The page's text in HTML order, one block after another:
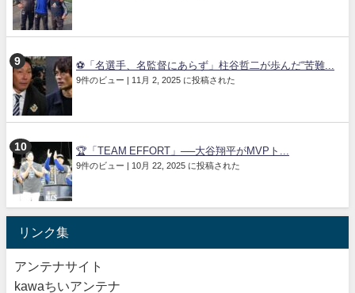
⚽「名選手、名監督にあらず」柱谷哲二が歩んだ“苦難...
9件のビュー | 11月 2, 2025 に投稿された
🏆「TEAM EFFORT」──大谷翔平がMVPト...
9件のビュー | 10月 22, 2025 に投稿された
リンク集
アンテナサイト
kawaちいアンテナ